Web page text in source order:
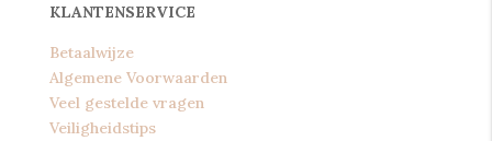
KLANTENSERVICE
Betaalwijze
Algemene Voorwaarden
Veel gestelde vragen
Veiligheidstips